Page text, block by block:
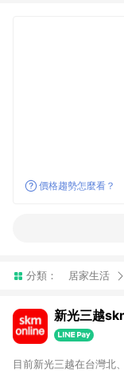
價格趨勢怎麼看？
分類： 居家生活
新光三越
目前新光三越在台灣北